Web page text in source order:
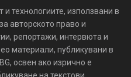
технологиите, използвани в
авторското право и
репортажи, интервюта и
материали, публикувани в
освен ако изрично е
на текстови